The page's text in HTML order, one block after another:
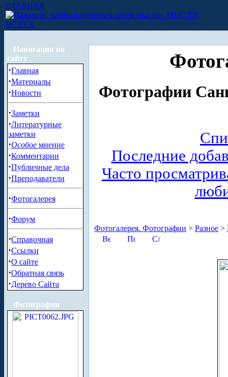
ГЛАВНАЯ
МЫСЛИ
ВСЛУХ
Навигация по
сайту
·Главная
·Материалы
·Новости
·Заметки
·Литературные
заметки
·Особое мнение
·Комментарии
·Публичные дела
·Преподаватели
·Фотогалерея
·Форум
·Справочная
·Ссылки
·О сайте
·Обратная связь
·Дерево Сайта
Фотографии
Фотографии
Последние
Часто
Фотогалерея. Фотографии > Разное >